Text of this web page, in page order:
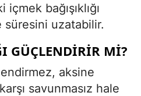
bağışıklığı
süresini uzatabilir.
GÜÇLENDIRIR MI?
aksine
savunmasız hale